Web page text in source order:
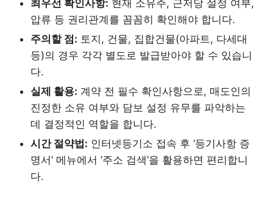
최우선 확인사항: 현재 소유주, 근저당 설정 여부,
압류 등 권리관계를 꼼꼼히 확인해야 합니다.
주의할 점: 토지, 건물, 집합건물(아파트, 다세대
등)의 경우 각각 별도로 발급받아야 할 수 있습니
다.
실제 활용: 계약 전 필수 확인사항으로, 매도인의
진정한 소유 여부와 담보 설정 유무를 파악하는
데 결정적인 역할을 합니다.
시간 절약법: 인터넷등기소 접속 후 ‘등기사항 증
명서’ 메뉴에서 ‘주소 검색’을 활용하면 편리합니
다.